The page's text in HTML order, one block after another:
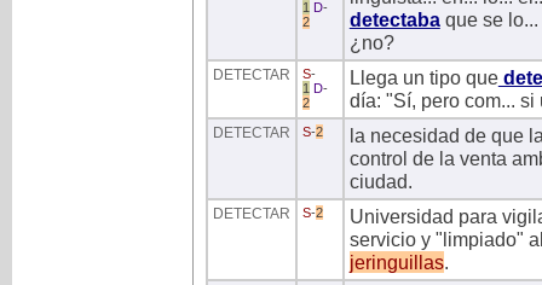
1
D-
2
detectabaque se lo...
¿no?
DETECTAR S-
1
D-
2
Llega un tipo que
día: "Sí, pero com... si
DETECTAR S-2
la necesidad de que
control de la venta
ciudad.
DETECTAR S-2
Universidad para
servicio y "limpiado"
jeringuillas.